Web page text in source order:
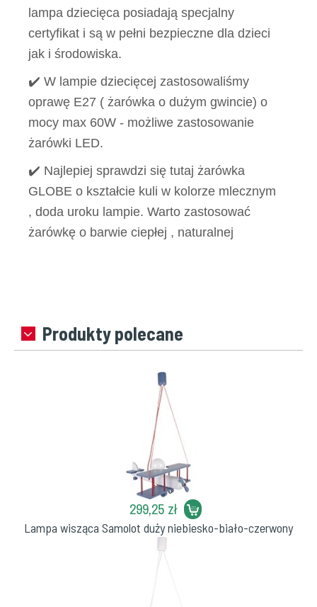
lampa dziecięca posiadają specjalny
certyfikat i są w pełni bezpieczne dla dzieci
jak i środowiska.
✔️ W lampie dziecięcej zastosowaliśmy
oprawę E27 ( żarówka o dużym gwincie) o
mocy max 60W - możliwe zastosowanie
żarówki LED.
✔️ Najlepiej sprawdzi się tutaj żarówka
GLOBE o kształcie kuli w kolorze mlecznym
, doda uroku lampie. Warto zastosować
żarówkę o barwie ciepłej , naturalnej
Produkty polecane
299,25 zł
Lampa wisząca Samolot duży niebiesko-biało-czerwony